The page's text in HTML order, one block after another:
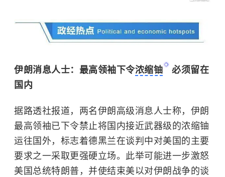
伊朗消息人士：最高领袖下令浓缩铀
必须留在
国内
据路透社报道，两名伊朗高级消息人士称，伊朗
最高领袖已下令禁止将国内接近武器级的浓缩铀
运往国外，标志着德黑兰在谈判中对美国的主要
要求之一采取更强硬立场。此举可能进一步激怒
美国总统特朗普，并使结束美以对伊朗战争的谈